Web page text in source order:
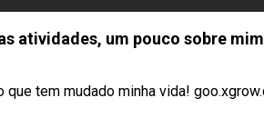
atividades, um pouco sobre
que tem mudado minha vida!